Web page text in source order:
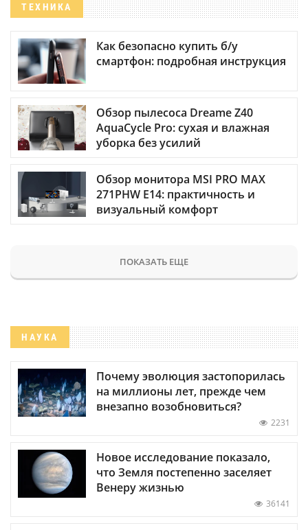
ТЕХНИКА
Как безопасно купить б/у
смартфон: подробная инструкция
Обзор пылесоса Dreame Z40
AquaCycle Pro: сухая и влажная
уборка без усилий
Обзор монитора MSI PRO MAX
271PHW E14: практичность и
визуальный комфорт
ПОКАЗАТЬ ЕЩЕ
НАУКА
Почему эволюция застопорилась
на миллионы лет, прежде чем
внезапно возобновиться?
2231
Новое исследование показало,
что Земля постепенно заселяет
Венеру жизнью
36141